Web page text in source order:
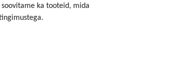
ka tooteid, mida